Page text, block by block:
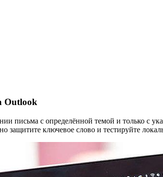
Outlook
письма с определённой темой и только с
защитите ключевое слово и тестируйте